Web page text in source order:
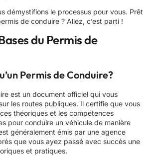
démystifions le processus pour vous. Prêt
de conduire ? Allez, c’est parti !
du Permis de
Permis de Conduire?
est un document officiel qui vous
les routes publiques. Il certifie que vous
théoriques et les compétences
pour conduire un véhicule de manière
généralement émis par une agence
que vous ayez passé avec succès une
et pratiques.